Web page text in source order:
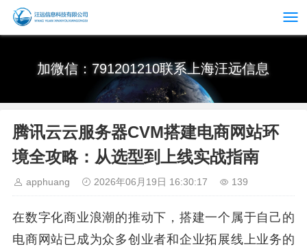
加微信：791201210联系上海汪远信息
腾讯云云服务器CVM搭建电商网站环
境全攻略：从选型到上线实战指南
apphuang 2026年06月19日 16:30:17 139
在数字化商业浪潮的推动下，搭建一个属于自己的
电商网站已成为众多创业者和企业拓展线上业务的